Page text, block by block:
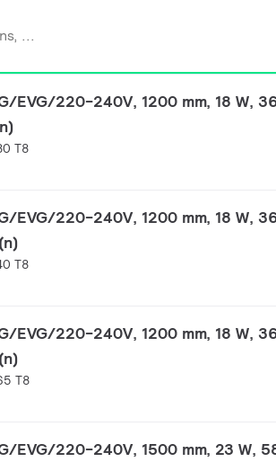
EVG/220-240V, 1200 mm, 18 W,
T8
EVG/220-240V, 1200 mm, 18 W,
T8
EVG/220-240V, 1200 mm, 18 W,
T8
EVG/220-240V, 1500 mm, 23 W,